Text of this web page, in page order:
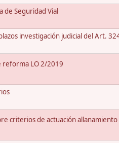
de Seguridad Vial
investigación judicial del Art.
reforma LO 2/2019
criterios de actuación allanamiento